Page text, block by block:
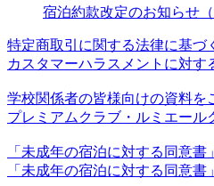
宿泊約款改定のお知らせ（
特定商取引に関する法律に基づ
カスタマーハラスメントに対す
学校関係者の皆様向けの資料を
プレミアムクラブ・ルミエール
「未成年の宿泊に対する同意
「未成年の宿泊に対する同意書